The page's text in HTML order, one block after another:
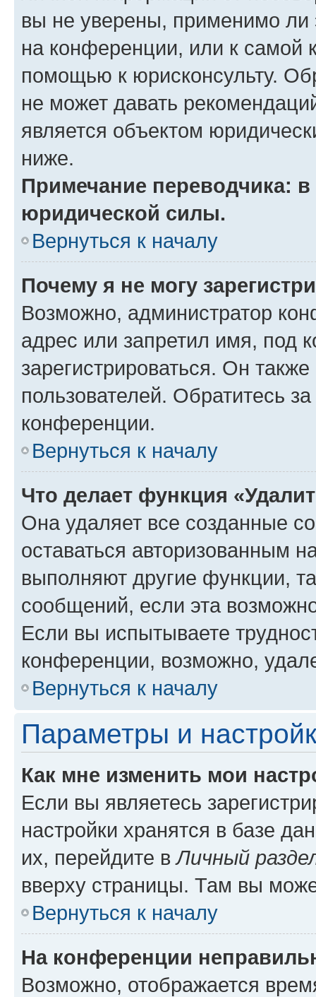
вы не уверены, применимо ли
на конференции, или к самой
помощью к юрисконсульту.
не может давать
является объектом
ниже.
Примечание переводчика:
юридической силы.
Вернуться к началу
Почему я не могу
Возможно, администратор
адрес или запретил имя, под
зарегистрироваться. Он
пользователей. Обратитесь
конференции.
Вернуться к началу
Что делает функция
Она удаляет все созданные
оставаться авторизованным
выполняют другие функции,
сообщений, если эта
Если вы испытываете
конференции, возможно,
Вернуться к началу
Параметры и
Как мне изменить мои
Если вы являетесь
настройки хранятся в базе
их, перейдите вЛичный
вверху страницы. Там вы
Вернуться к началу
На конференции
Возможно, отображается